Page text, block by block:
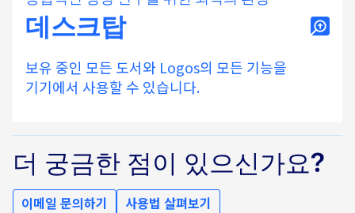
데스크탑
보유 중인 모든 도서와 Logos의 모든 기능을
기기에서 사용할 수 있습니다.
더 궁금한 점이 있으신가요?
이메일 문의하기 사용법 살펴보기